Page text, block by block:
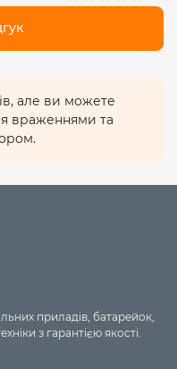
обладнання для
до960°С.
але ви можете
враженнями та
приладів, батарейок,
з гарантією якості.